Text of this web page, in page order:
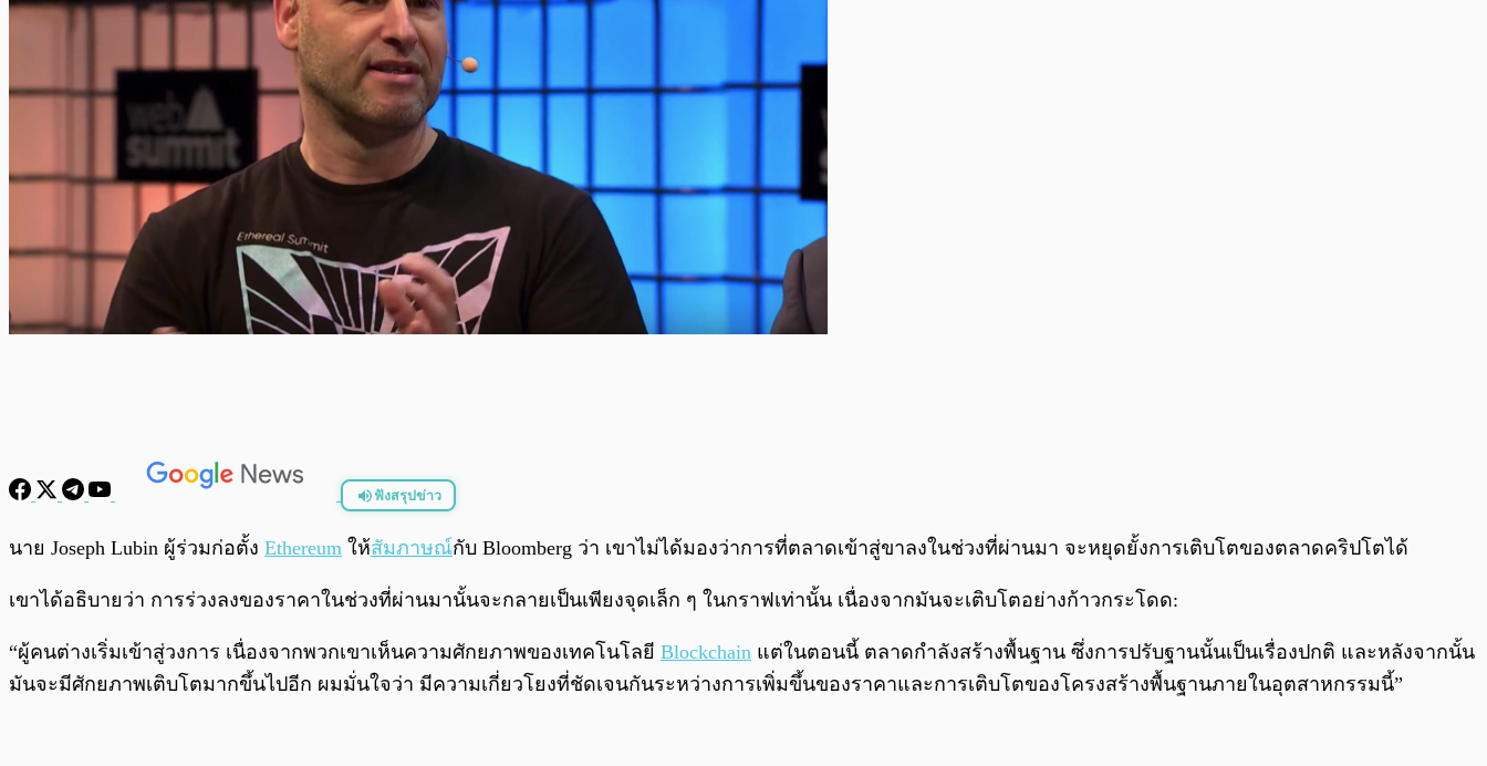
ฟังสรุปข่าว
พร้อมเล่น 0:00 / 0:00
นาย Joseph Lubin ผู้ร่วมก่อตั้ง Ethereum ให้สัมภาษณ์กับ Bloomberg ว่า เขาไม่ได้มองว่าการที่ตลาดเข้าสู่ขาลงในช่วงที่ผ่านมา จะหยุดยั้งการเติบโตของตลาดคริปโตได้
เขาได้อธิบายว่า การร่วงลงของราคาในช่วงที่ผ่านมานั้นจะกลายเป็นเพียงจุดเล็ก ๆ ในกราฟเท่านั้น เนื่องจากมันจะเติบโตอย่างก้าวกระโดด:
“ผู้คนต่างเริ่มเข้าสู่วงการ เนื่องจากพวกเขาเห็นความศักยภาพของเทคโนโลยี Blockchain แต่ในตอนนี้ ตลาดกำลังสร้างพื้นฐาน ซึ่งการปรับฐานนั้นเป็นเรื่องปกติ และหลังจากนั้น
มันจะมีศักยภาพเติบโตมากขึ้นไปอีก ผมมั่นใจว่า มีความเกี่ยวโยงที่ชัดเจนกันระหว่างการเพิ่มขึ้นของราคาและการเติบโตของโครงสร้างพื้นฐานภายในอุตสาหกรรมนี้”